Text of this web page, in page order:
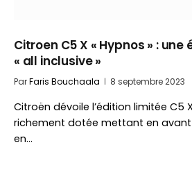
Citroen C5 X « Hypnos » :
« all inclusive »
ParFaris Bouchaala 8 septembre 2023
Citroën dévoile l’édition limitée C5
richement dotée mettant en avant
en…